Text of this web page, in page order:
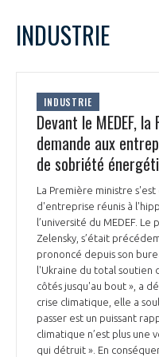
PRÉSENTATION
NOTRE VISION
NOS MISSIONS
NOTRE HISTOIRE
ORGANISATION
L’ÉQUIPE DU GIFAS
NOS RÉSEAUX À
FONCTIONNEMENT
GEADS
COMITÉ AERO PME
STARTAIR
ACCOMPAGNEMENT
LES PROGRAMMES DU GIFAS
UN ÉCOSYSTÈME INTÉGRÉ
LA MÉDIATION
LA MÉDIATION DANS LA
LE SALON DU BOURGET
L
1 2
15
16
23
29
INDUSTRIE
INDUSTRIE
Devant le MEDEF,
demande aux
de sobriété
La Première ministre
d'entreprise réunis à
l’université du MEDEF.
Zelensky, s’était
prononcé depuis son
l'Ukraine du total soutien
côtés jusqu'au bout », a
crise climatique, elle a
passer est un puissant
climatique n’est plus une
qui détruit ». En
Rejoignez une filière
Découvrez les
Rencontres,